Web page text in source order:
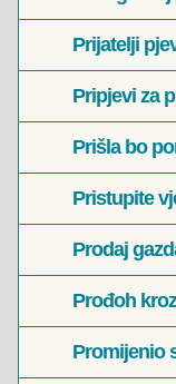
Prijatelji
Pripjevi za
Prišla bo
Pristupite
Prodaj
Prođoh
Promijenio